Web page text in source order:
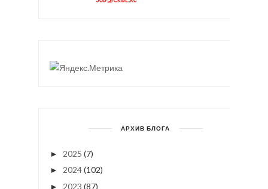
АРХИВ БЛОГА
► 2025 (7)
► 2024(102)
► 2023 (87)